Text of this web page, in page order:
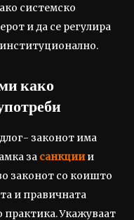
системско
и да се регулира
како
законот има
за санкциии
законот со коишто
и правичната
практика. Укажуваат